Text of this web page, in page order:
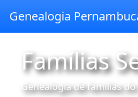
Genealogia
Famílias
Genealogia de famílias